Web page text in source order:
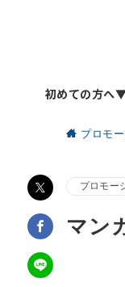
初めての方へ
プロモ
プロモー
マン